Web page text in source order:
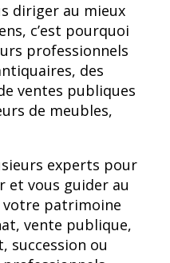
diriger au mieux
c’est pourquoi
professionnels
des
ventes publiques
de meubles,
experts pour
et vous guider au
votre patrimoine
vente publique,
succession ou